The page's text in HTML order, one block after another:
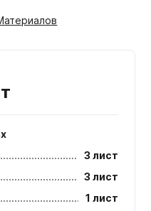
3 лист
3 лист
1 лист